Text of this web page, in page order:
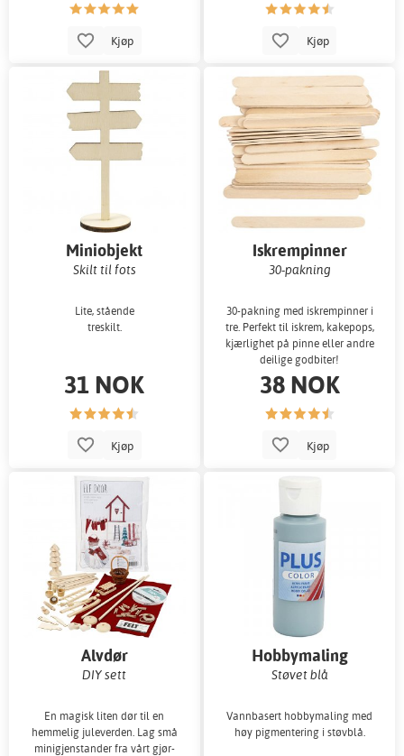
Kjøp Kjøp
Miniobjekt
Skilt til fots
Lite, stående
treskilt.
31 NOK
Kjøp
Iskrempinner
30-pakning
30-pakning med iskrempinner i
tre. Perfekt til iskrem, kakepops,
kjærlighet på pinne eller andre
deilige godbiter!
38 NOK
Kjøp
Alvdør
DIY sett
En magisk liten dør til en
hemmelig juleverden. Lag små
minigjenstander fra vårt gjør-
Hobbymaling
Støvet blå
Vannbasert hobbymaling med
høy pigmentering i støvblå.